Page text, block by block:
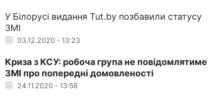
У Білорусі видання Tut.by позбавили статусу
ЗМІ
03.12.2020 - 13:23
Криза з КСУ: робоча група не повідомлятиме
ЗМІ про попередні домовленості
24.11.2020 - 13:58